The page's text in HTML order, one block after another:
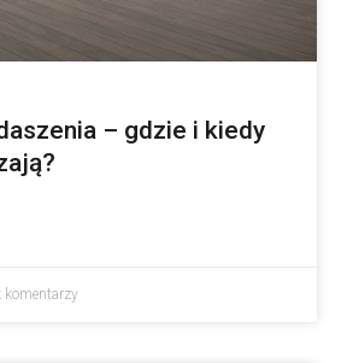
– gdzie i kiedy
komentarzy